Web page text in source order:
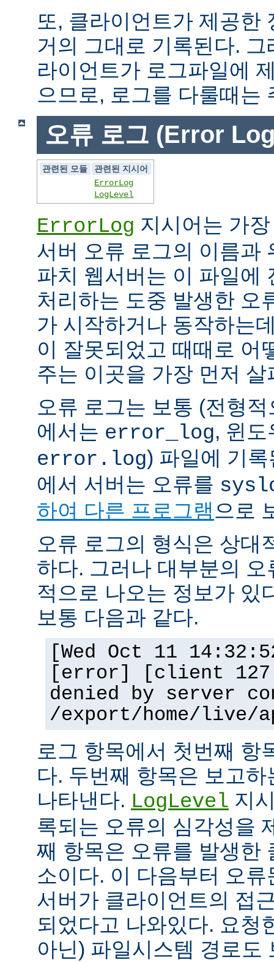
또, 클라이언트가 제공한
거의 그대로 기록된다.
라이언트가 로그파일에
으므로, 로그를 다룰때는
오류 로그 (Error
관련된 모듈
관련된 지시어
ErrorLog
LogLevel
ErrorLog 지시어는 가
서버 오류 로그의 이름과
파치 웹서버는 이 파일에
처리하는 도중 발생한 오
가 시작하거나 동작하는
이 잘못되었고 때때로 어
주는 이곳을 가장 먼저 살
오류 로그는 보통 (전형
에서는 error_log, 윈
error.log) 파일에 기
에서 서버는 오류를
하여 다른 프로그램으로
오류 로그의 형식은 상대
하다. 그러나 대부분의
적으로 나오는 정보가 있
보통 다음과 같다.
[Wed Oct 11
[error] [client
denied by server
/export/home/live/
로그 항목에서 첫번째 항
다. 두번째 항목은 보고
나타낸다. LogLevel 지
록되는 오류의 심각성을
째 항목은 오류를 발생한
소이다. 이 다음부터 오
서버가 클라이언트의 접
되었다고 나와있다. 요청
아닌) 파일시스템 경로도